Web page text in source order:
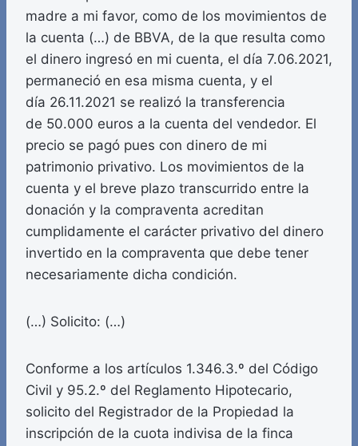
madre a mi favor, como de los movimientos de
la cuenta (…) de BBVA, de la que resulta como
el dinero ingresó en mi cuenta, el día 7.06.2021,
permaneció en esa misma cuenta, y el
día 26.11.2021 se realizó la transferencia
de 50.000 euros a la cuenta del vendedor. El
precio se pagó pues con dinero de mi
patrimonio privativo. Los movimientos de la
cuenta y el breve plazo transcurrido entre la
donación y la compraventa acreditan
cumplidamente el carácter privativo del dinero
invertido en la compraventa que debe tener
necesariamente dicha condición.
(…) Solicito: (…)
Conforme a los artículos 1.346.3.º del Código
Civil y 95.2.º del Reglamento Hipotecario,
solicito del Registrador de la Propiedad la
inscripción de la cuota indivisa de la finca